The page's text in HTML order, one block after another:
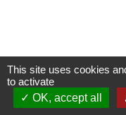
This site uses cookies
to activate
OK, accept all